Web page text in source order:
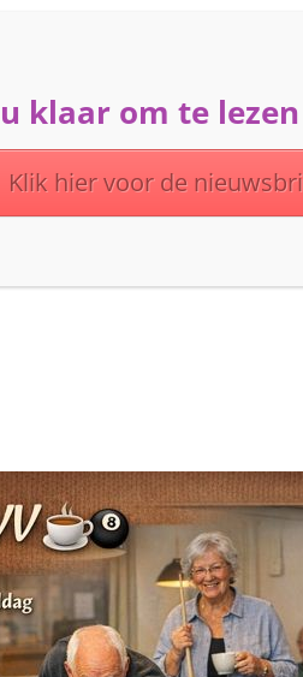
DIENSTEN
klaar om te lezen
Klik hier voor de